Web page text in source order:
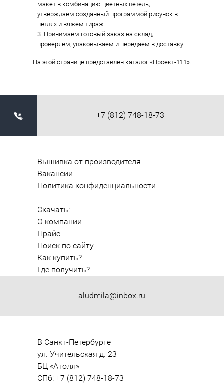
макет в комбинацию цветных петель,
утверждаем созданный программой рисунок в
петлях и вяжем тираж.
3. Принимаем готовый заказ на склад,
проверяем, упаковываем и передаем в доставку.
На этой странице представлен каталог «Проект-111».
+7 (812) 748-18-73
aludmila@inbox.ru
Вышивка от производителя
Вакансии
Политика конфиденциальности
Скачать:
О компании
Прайс
Поиск по сайту
Как купить?
Где получить?
В Санкт-Петербурге
ул. Учительская д. 23
БЦ «Атолл»
СПб: +7 (812) 748-18-73